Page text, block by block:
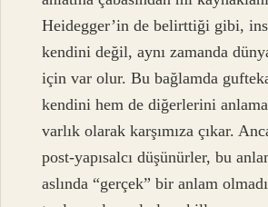
Heidegger’in de belirttiği gibi,
kendini değil, aynı zamanda
için var olur. Bu bağlamda
kendini hem de diğerlerini
varlık olarak karşımıza çıkar.
post-yapısalcı düşünürler, bu
aslında “gerçek” bir anlam